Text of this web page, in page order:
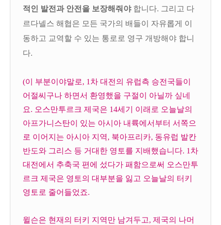
적인 발전과 안전을 보장해줘야합니다. 그리고 다
르다넬스 해협은 모든 국가의 배들이 자유롭게 이
동하고 교역할 수 있는 통로로 영구 개방해야 합니
다.
(이 부분이야말로, 1차 대전의 유럽측 승전국들이
어절씨구나 하면서 환영했을 구절이 아닐까 싶네
요. 오스만투르크 제국은 14세기 이래로 오늘날의
아프가니스탄이 있는 아시아 내륙에서부터 서쪽으
로 이어지는 아시아 지역, 북아프리카, 동유럽 발칸
반도와 그리스 등 거대한 영토를 지배했습니다. 1차
대전에서 추축국 편에 섰다가 패함으로써 오스만투
르크 제국은 영토의 대부분을 잃고 오늘날의 터키
영토로 줄어들었죠.
윌슨은 현재의 터키 지역만 남겨두고, 제국의 나머